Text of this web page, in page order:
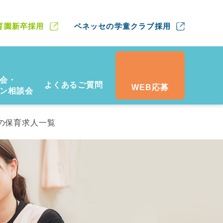
園新卒採用 ベネッセの学童クラブ採用
・
相談会
よくあるご質問 WEB応募
保育求人一覧